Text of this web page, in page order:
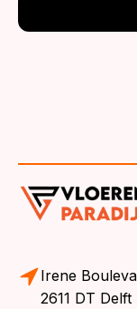
Irene
2611 DT Delft